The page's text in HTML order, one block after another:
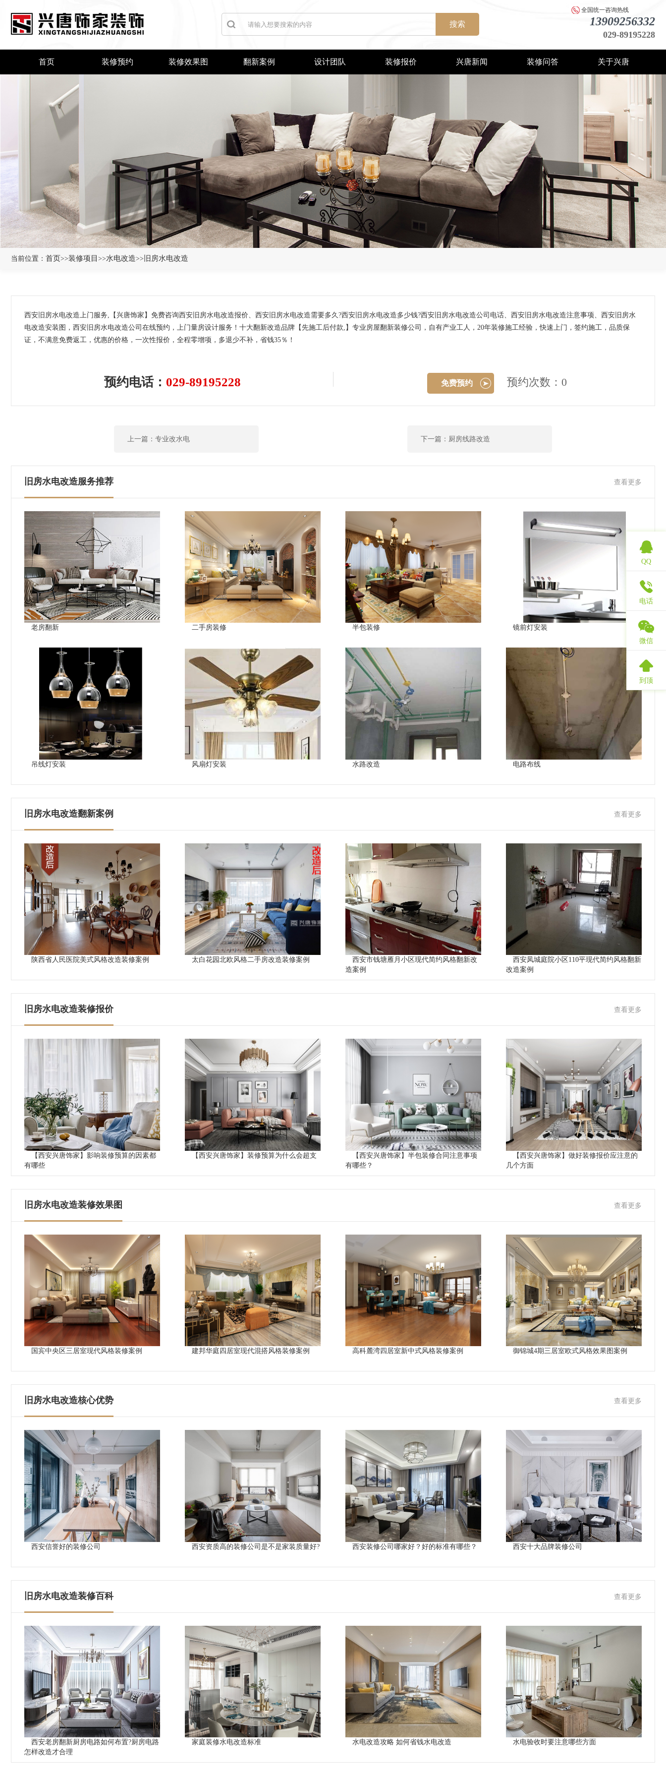
搜索
全国统一咨询热线
13909256332
029-89195228
首页 装修预约 装修效果图 翻新案例 设计团队 装修报价 兴唐新闻 装修问答 关于兴唐
当前位置： 首页>>装修项目 >>水电改造>> 旧房水电改造
西安旧房水电改造上门服务,【兴唐饰家】免费咨询西安旧房水电改造报价、西安旧房水电改造需要多久?西安旧房水电改造多少钱?西安旧房水电改造公司电话、西安旧房水电改造注意事项、西安旧房水
电改造安装图，西安旧房水电改造公司在线预约，上门量房设计服务！十大翻新改造品牌【先施工后付款,】专业房屋翻新装修公司，自有产业工人，20年装修施工经验，快速上门，签约施工，品质保
证，不满意免费返工，优惠的价格，一次性报价，全程零增项，多退少不补，省钱35％！
预约电话： 029-89195228 免费预约 预约次数：0
上一篇：专业改水电 下一篇：厨房线路改造
旧房水电改造服务推荐 查看更多
老房翻新 二手房装修 半包装修 镜前灯安装
吊线灯安装 风扇灯安装 水路改造 电路布线
旧房水电改造翻新案例 查看更多
陕西省人民医院美式风格改造装修案例 太白花园北欧风格二手房改造装修案例
西安市钱塘雁月小区现代简约风格翻新改
造案例
西安凤城庭院小区110平现代简约风格翻新
改造案例
旧房水电改造装修报价 查看更多
【西安兴唐饰家】影响装修预算的因素都
有哪些
【西安兴唐饰家】装修预算为什么会超支
【西安兴唐饰家】半包装修合同注意事项
有哪些？
【西安兴唐饰家】做好装修报价应注意的
几个方面
旧房水电改造装修效果图 查看更多
国宾中央区三居室现代风格装修案例 建邦华庭四居室现代混搭风格装修案例 高科麓湾四居室新中式风格装修案例 御锦城4期三居室欧式风格效果图案例
旧房水电改造核心优势 查看更多
西安信誉好的装修公司 西安资质高的装修公司是不是家装质量好? 西安装修公司哪家好？好的标准有哪些？ 西安十大品牌装修公司
旧房水电改造装修百科 查看更多
西安老房翻新厨房电路如何布置?厨房电路
怎样改造才合理
家庭装修水电改造标准 水电改造攻略 如何省钱水电改造 水电验收时要注意哪些方面
QQ
电话
微信
到顶